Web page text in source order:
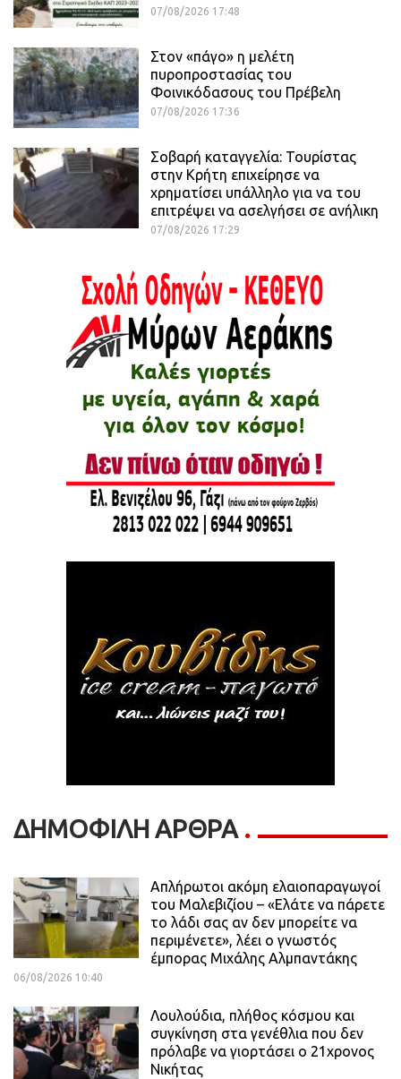
07/08/2026 17:48
Στον «πάγο» η μελέτη
πυροπροστασίας του
Φοινικόδασους του Πρέβελη
07/08/2026 17:36
Σοβαρή καταγγελία: Τουρίστας
στην Κρήτη επιχείρησε να
χρηματίσει υπάλληλο για να του
επιτρέψει να ασελγήσει σε ανήλικη
07/08/2026 17:29
ΔΗΜΟΦΙΛΗ ΑΡΘΡΑ
Απλήρωτοι ακόμη ελαιοπαραγωγοί
του Μαλεβιζίου – «Ελάτε να πάρετε
το λάδι σας αν δεν μπορείτε να
περιμένετε», λέει ο γνωστός
έμπορας Μιχάλης Αλμπαντάκης
06/08/2026 10:40
Λουλούδια, πλήθος κόσμου και
συγκίνηση στα γενέθλια που δεν
πρόλαβε να γιορτάσει ο 21χρονος
Νικήτας